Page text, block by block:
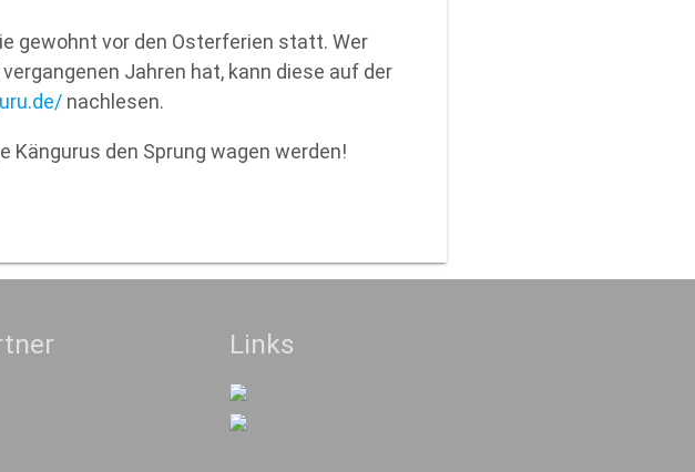
gewohnt vor den Osterferien statt. Wer
Jahren hat, kann diese auf der
nachlesen.
den Sprung wagen werden!
Links